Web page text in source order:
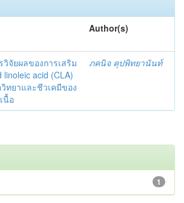
Author(s)
วิจัยผลของการเสริม
linoleic acid (CLA)
ทยาและชีวเคมีของ
นื้อ
ภคนิจ คุปพิทยานันท์
1